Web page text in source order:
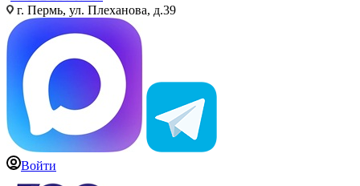
г. Пермь, ул. Плеханова, д.39
Войти